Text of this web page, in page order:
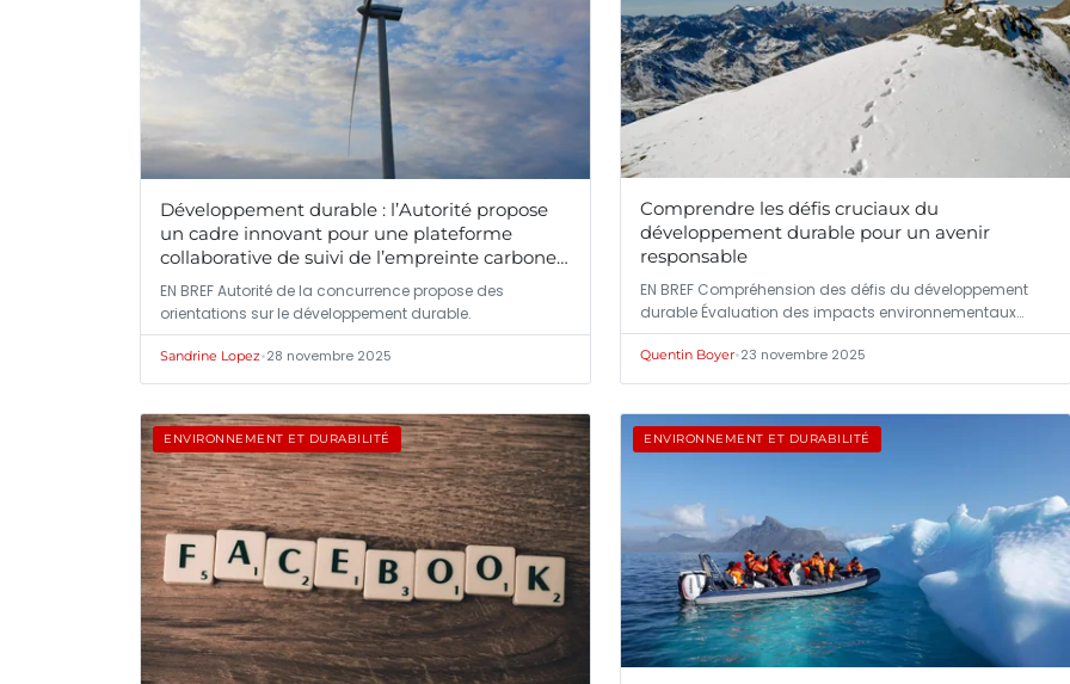
Développement durable : l’Autorité propose
un cadre innovant pour une plateforme
collaborative de suivi de l’empreinte carbone
des fournisseurs dans la grande distribution
EN BREF Autorité de la concurrence propose des
orientations sur le développement durable.
Sandrine Lopez•28 novembre 2025
Comprendre les défis cruciaux du
développement durable pour un avenir
responsable
EN BREF Compréhension des défis du développement
durable Évaluation des impacts environnementaux…
Quentin Boyer•23 novembre 2025
ENVIRONNEMENT ET DURABILITÉ ENVIRONNEMENT ET DURABILITÉ